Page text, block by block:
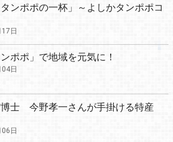
ンポポの一杯」～よしかタンポポコ
日
ンポポ」で地域を元気に！
日
士 今野孝一さんが手掛ける特産
日